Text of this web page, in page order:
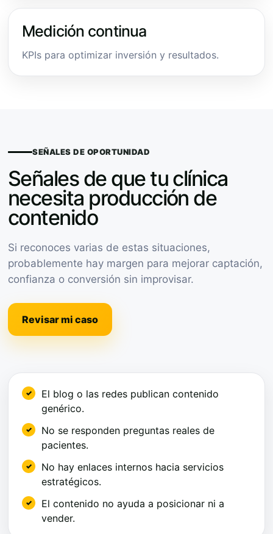
Medición continua
KPIs para optimizar inversión y resultados.
SEÑALES DE OPORTUNIDAD
Señales de que tu clínica
necesita producción de
contenido
Si reconoces varias de estas situaciones,
probablemente hay margen para mejorar captación,
confianza o conversión sin improvisar.
Revisar mi caso
El blog o las redes publican contenido
genérico.
No se responden preguntas reales de
pacientes.
No hay enlaces internos hacia servicios
estratégicos.
El contenido no ayuda a posicionar ni a
vender.